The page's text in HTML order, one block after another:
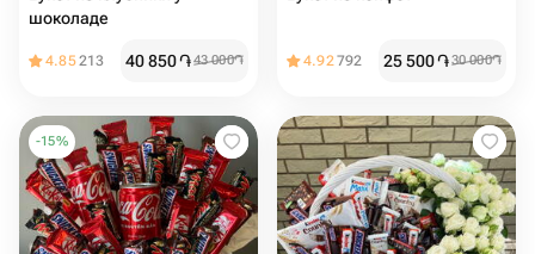
шоколаде
4.85213 40 850֏43 000֏ 4.92792 25 500֏30 000֏
-15%